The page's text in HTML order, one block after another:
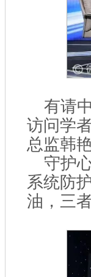
有请
访问学
总监韩
守护
系统防
油，三